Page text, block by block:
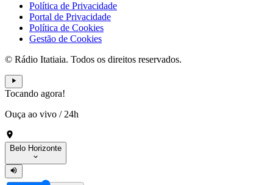
Política de Privacidade
Portal de Privacidade
Política de Cookies
Gestão de Cookies
© Rádio Itatiaia. Todos os direitos reservados.
Tocando agora!
Ouça ao vivo / 24h
Belo Horizonte